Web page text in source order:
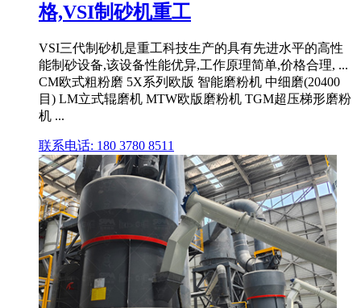
格,VSI制砂机重工
VSI三代制砂机是重工科技生产的具有先进水平的高性
能制砂设备,该设备性能优异,工作原理简单,价格合理, ...
CM欧式粗粉磨 5X系列欧版 智能磨粉机 中细磨(20400
目) LM立式辊磨机 MTW欧版磨粉机 TGM超压梯形磨粉
机 ...
联系电话: 180 3780 8511